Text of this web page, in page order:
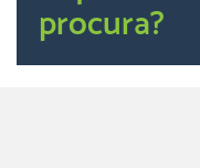
procura?